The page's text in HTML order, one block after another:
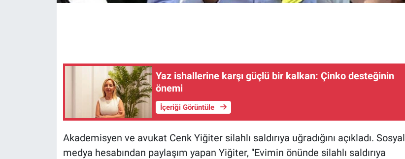
Yaz ishallerine karşı güçlü bir kalkan: Çinko desteğinin
önemi
İçeriği Görüntüle
Akademisyen ve avukat Cenk Yiğiter silahlı saldırıya uğradığını açıkladı. Sosyal
medya hesabından paylaşım yapan Yiğiter, "Evimin önünde silahlı saldırıya
Koronavirüs